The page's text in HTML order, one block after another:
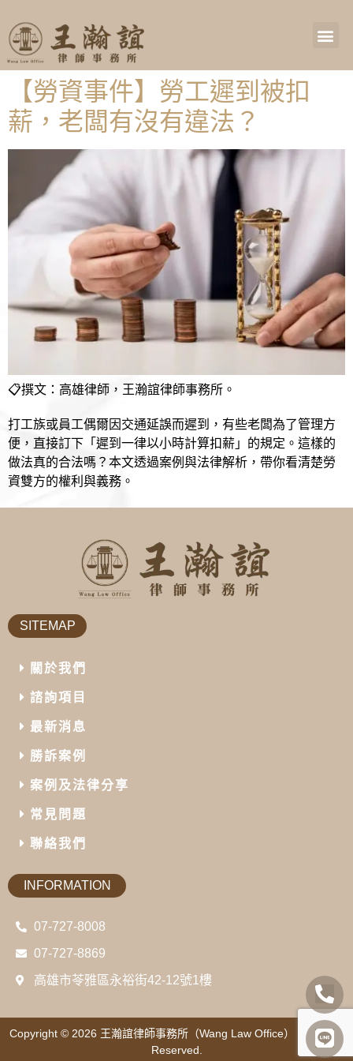
【勞資事件】勞工遲到被扣
薪，老闆有沒有違法？
📋撰文：高雄律師，王瀚誼律師事務所。
打工族或員工偶爾因交通延誤而遲到，有些老闆為了管理方
便，直接訂下「遲到一律以小時計算扣薪」的規定。這樣的
做法真的合法嗎？本文透過案例與法律解析，帶你看清楚勞
資雙方的權利與義務。
SITEMAP
關於我們
諮詢項目
最新消息
勝訴案例
案例及法律分享
常見問題
聯絡我們
INFORMATION
07-727-8008
07-727-8869
高雄市苓雅區永裕街42-12號1樓
Copyright © 2026 王瀚誼律師事務所（Wang Law Office）
All Rights
Reserved.